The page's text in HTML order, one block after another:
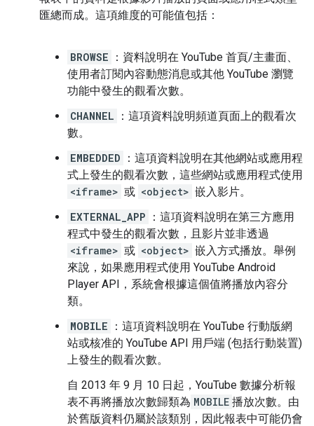
匯總而成。這項維度的可能值包括：
BROWSE
：資料說明在 YouTube 首頁/主畫面、
使用者訂閱內容動態消息或其他 YouTube 瀏覽
功能中發生的觀看次數。
CHANNEL
：這項資料說明頻道頁面上的觀看次
數。
EMBEDDED
：這項資料說明在其他網站或應用程
式上發生的觀看次數，這些網站或應用程式使用
<iframe> 或 <object> 嵌入影片。
EXTERNAL_APP
：這項資料說明在第三方應用
程式中發生的觀看次數，且影片並非透過
<iframe> 或 <object> 嵌入方式播放。舉例
來說，如果應用程式使用 YouTube Android
Player API，系統會根據這個值將播放內容分
類。
MOBILE
：這項資料說明在 YouTube 行動版網
站或核准的 YouTube API 用戶端 (包括行動裝置)
上發生的觀看次數。
自 2013 年 9 月 10 日起，YouTube 數據分析報
表不再將播放次數歸類為 MOBILE 播放次數。由
於舊版資料仍屬於該類別，因此報表中可能仍會